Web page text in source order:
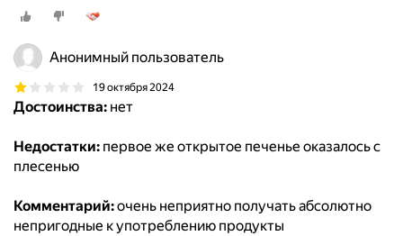
Анонимный пользователь
19 октября 2024
Достоинства: нет
Недостатки: первое же открытое печенье оказалось с
плесенью
Комментарий:очень неприятно получать абсолютно
непригодные к употреблению продукты